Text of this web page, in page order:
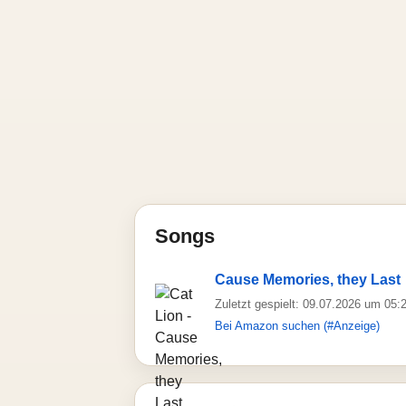
Songs
Cause Memories, they Last
Zuletzt gespielt: 09.07.2026 um
Bei Amazon suchen (#Anzeige)